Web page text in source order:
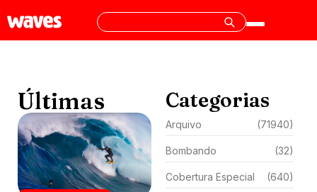
Últimas Categorias
Arquivo (71940)
Bombando (32)
Cobertura Especial (640)